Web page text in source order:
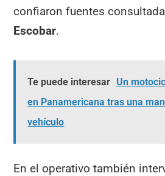
confiaron fuentes
Escobar.
Te puede interesar Un
en Panamericana tras una
vehículo
En el operativo también